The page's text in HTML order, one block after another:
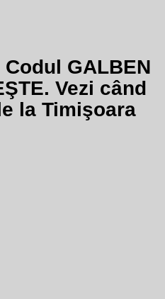
GALBEN
Vezi când
la Timişoara